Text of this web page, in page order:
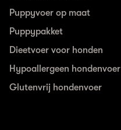
Puppyvoer op maat
Puppypakket
Dieetvoer voor honden
Hypoallergeen hondenvoer
Glutenvrij hondenvoer